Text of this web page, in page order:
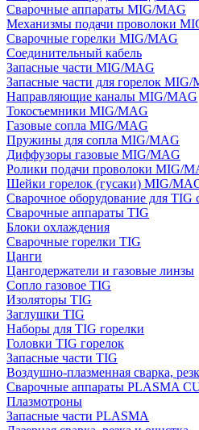
Сварочные аппараты MIG/MAG
Механизмы подачи проволоки
Сварочные горелки MIG/MAG
Соединительный кабель
Запасные части MIG/MAG
Запасные части для горелок MIG/
Направляющие каналы MIG/MAG
Токосъемники MIG/MAG
Газовые сопла MIG/MAG
Пружины для сопла MIG/MAG
Диффузоры газовые MIG/MAG
Ролики подачи проволоки MIG/
Шейки горелок (гусаки) MIG/
Сварочное оборудование для TIG
Сварочные аппараты TIG
Блоки охлаждения
Сварочные горелки TIG
Цанги
Цангодержатели и газовые линзы
Сопло газовое TIG
Изоляторы TIG
Заглушки TIG
Наборы для TIG горелки
Головки TIG горелок
Запасные части TIG
Воздушно-плазменная сварка,
Сварочные аппараты PLASMA
Плазмотроны
Запасные части PLASMA